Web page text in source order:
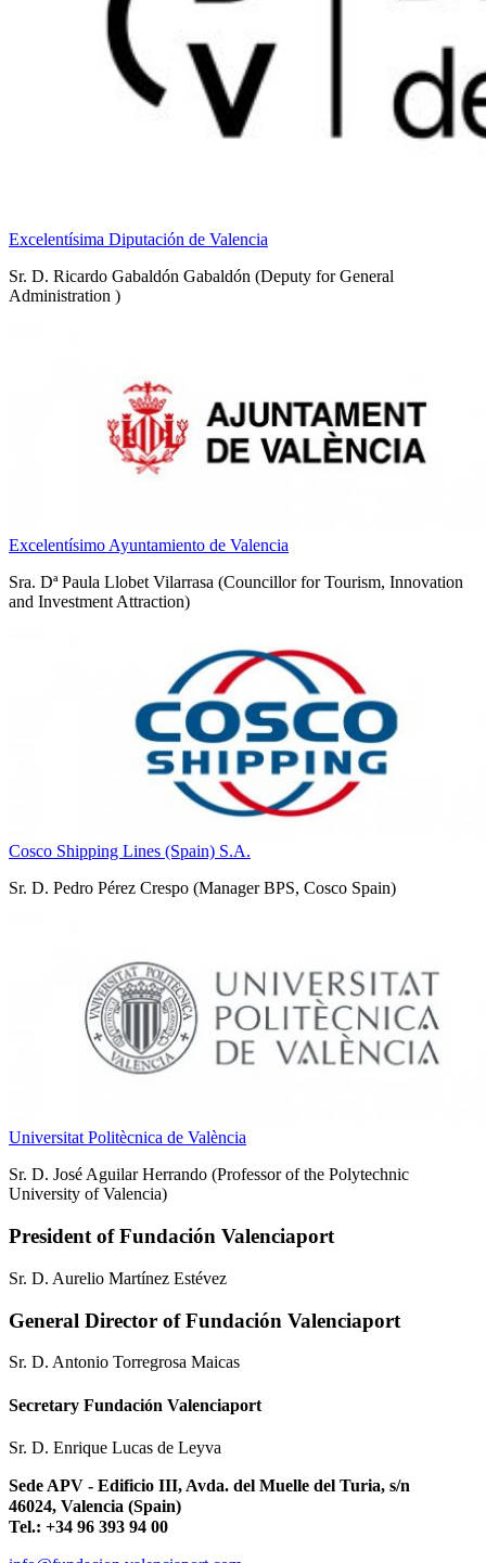
Excelentísima Diputación de Valencia
Sr. D. Ricardo Gabaldón Gabaldón (Deputy for General
Administration )
Excelentísimo Ayuntamiento de Valencia
Sra. Dª Paula Llobet Vilarrasa (Councillor for Tourism, Innovation
and Investment Attraction)
Cosco Shipping Lines (Spain) S.A.
Sr. D. Pedro Pérez Crespo (Manager BPS, Cosco Spain)
Universitat Politècnica de València
Sr. D. José Aguilar Herrando (Professor of the Polytechnic
University of Valencia)
President of Fundación Valenciaport
Sr. D. Aurelio Martínez Estévez
General Director of Fundación Valenciaport
Sr. D. Antonio Torregrosa Maicas
Secretary Fundación Valenciaport
Sr. D. Enrique Lucas de Leyva
Sede APV - Edificio III, Avda. del Muelle del Turia, s/n
46024, Valencia (Spain)
Tel.: +34 96 393 94 00